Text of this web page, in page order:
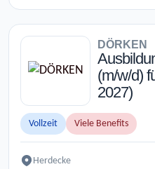
DÖRKEN
(m/w/d)
2027)
Vollzeit Viele Benefits
Herdecke